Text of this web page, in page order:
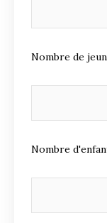
Nombre de
Nombre